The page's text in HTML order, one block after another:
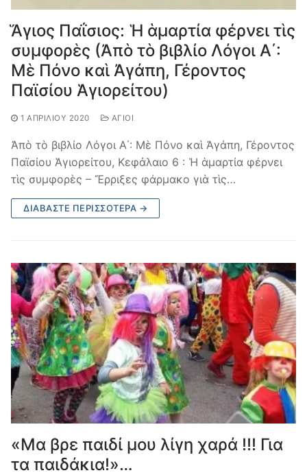
Ἅγιος Παΐσιος: Ἡ ἁμαρτία φέρνει τὶς
συμφορὲς (Ἀπὸ τὸ βιβλίο Λόγοι Α΄:
Μὲ Πόνο καὶ Ἀγάπη, Γέροντος
Παϊσίου Ἁγιορείτου)
1 ΑΠΡΙΛΊΟΥ 2020 ΆΓΙΟΙ
Ἀπὸ τὸ βιβλίο Λόγοι Α΄: Μὲ Πόνο καὶ Ἀγάπη, Γέροντος
Παϊσίου Ἁγιορείτου, Κεφἀλαιο 6 : Ἡ ἁμαρτία φέρνει
τὶς συμφορὲς – Ἔρριξες φάρμακο γιὰ τὶς…
ΔΙΑΒΆΣΤΕ ΠΕΡΙΣΣΌΤΕΡΑ →
«Μα βρε παιδί μου λίγη χαρά !!! Για
τα παιδάκια!»…